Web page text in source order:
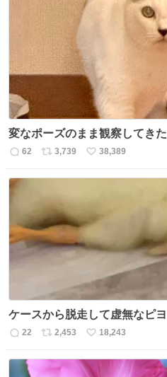
ス
数
ね
数
変なポーズのまま観察してきた
返
数
62
リ
数
3,739
い
38,389
ケースから脱走して虚無なピヨ
返
22
リ
2,453
い
ね
18,243